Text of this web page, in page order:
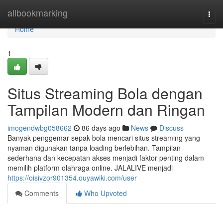
allbookmarking
Home
Home
1
Situs Streaming Bola dengan
Tampilan Modern dan Ringan
imogendwbg058662 86 days ago News
Discuss
Banyak penggemar sepak bola mencari situs streaming yang
nyaman digunakan tanpa loading berlebihan. Tampilan
sederhana dan kecepatan akses menjadi faktor penting dalam
memilih platform olahraga online. JALALIVE menjadi
https://oisivzor901354.ouyawiki.com/user
Comments
Who Upvoted